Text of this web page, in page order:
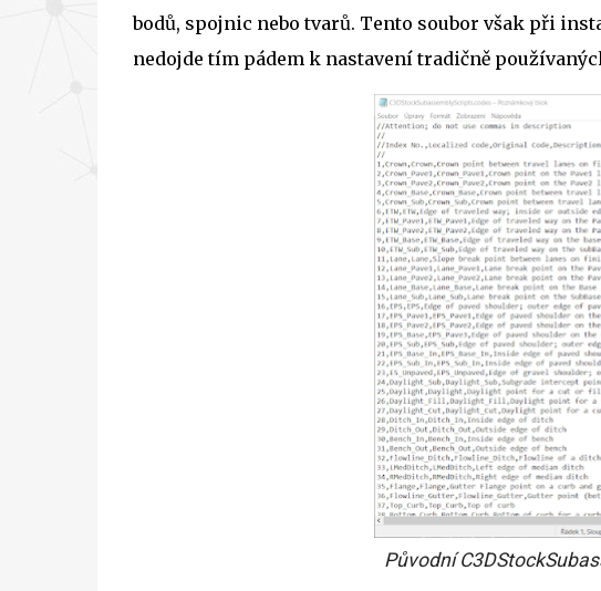
bodů, spojnic nebo tvarů. Tento soubor však při
nedojde tím pádem k nastavení tradičně
Původní